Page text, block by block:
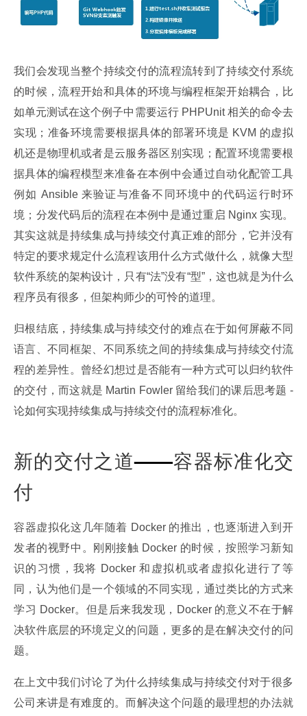
我们会发现当整个持续交付的流程流转到了持续交付系统
的时候，流程开始和具体的环境与编程框架开始耦合，比
如单元测试在这个例子中需要运行 PHPUnit 相关的命令去
实现；准备环境需要根据具体的部署环境是 KVM 的虚拟
机还是物理机或者是云服务器区别实现；配置环境需要根
据具体的编程模型来准备在本例中会通过自动化配管工具
例如 Ansible 来验证与准备不同环境中的代码运行时环
境；分发代码后的流程在本例中是通过重启 Nginx 实现。
其实这就是持续集成与持续交付真正难的部分，它并没有
特定的要求规定什么流程该用什么方式做什么，就像大型
软件系统的架构设计，只有“法”没有“型”，这也就是为什么
程序员有很多，但架构师少的可怜的道理。
归根结底，持续集成与持续交付的难点在于如何屏蔽不同
语言、不同框架、不同系统之间的持续集成与持续交付流
程的差异性。曾经幻想过是否能有一种方式可以归约软件
的交付，而这就是 Martin Fowler 留给我们的课后思考题 -
论如何实现持续集成与持续交付的流程标准化。
新的交付之道——容器标准化交
付
容器虚拟化这几年随着 Docker 的推出，也逐渐进入到开
发者的视野中。刚刚接触 Docker 的时候，按照学习新知
识的习惯，我将 Docker 和虚拟机或者虚拟化进行了等
同，认为他们是一个领域的不同实现，通过类比的方式来
学习 Docker。但是后来我发现，Docker 的意义不在于解
决软件底层的环境定义的问题，更多的是在解决交付的问
题。
在上文中我们讨论了为什么持续集成与持续交付对于很多
公司来讲是有难度的。而解决这个问题的最理想的办法就